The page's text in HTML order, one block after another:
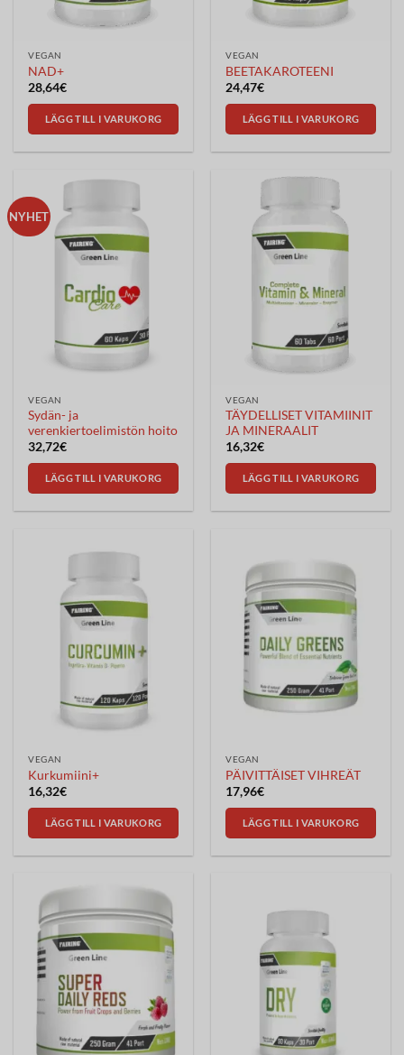
VEGAN
NAD+
28,64€
LÄGG TILL I VARUKORG
VEGAN
BEETAKAROTEENI
24,47€
LÄGG TILL I VARUKORG
NYHET
VEGAN
Sydän- ja
verenkiertoelimistön hoito
32,72€
LÄGG TILL I VARUKORG
VEGAN
TÄYDELLISET VITAMIINIT
JA MINERAALIT
16,32€
LÄGG TILL I VARUKORG
VEGAN
Kurkumiini+
16,32€
LÄGG TILL I VARUKORG
VEGAN
PÄIVITTÄISET VIHREÄT
17,96€
LÄGG TILL I VARUKORG